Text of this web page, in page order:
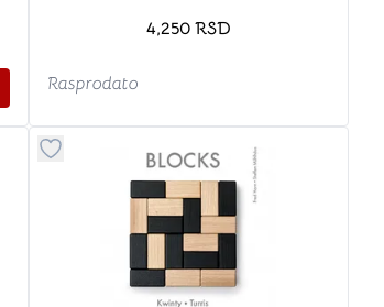
4,250 RSD
Rasprodato
omiljeno
Dugme za dodavanje stvari u kategoriju